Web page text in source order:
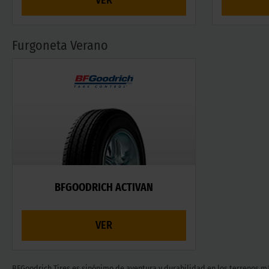
Furgoneta Verano
BFGOODRICH ACTIVAN
VER